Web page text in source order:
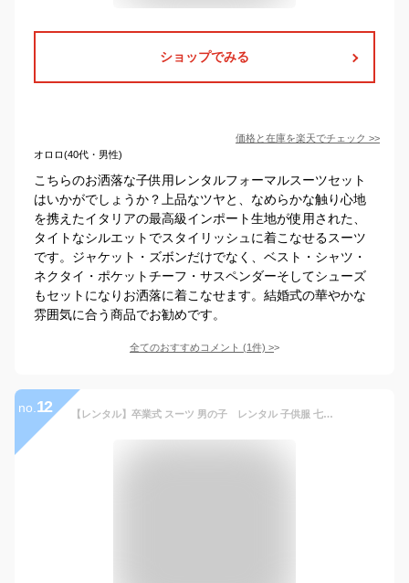
ショップでみる
価格と在庫を楽天でチェック >>
オロロ(40代・男性)
こちらのお洒落な子供用レンタルフォーマルスーツセット
はいかがでしょうか？上品なツヤと、なめらかな触り心地
を携えたイタリアの最高級インポート生地が使用された、
タイトなシルエットでスタイリッシュに着こなせるスーツ
です。ジャケット・ズボンだけでなく、ベスト・シャツ・
ネクタイ・ポケットチーフ・サスペンダーそしてシューズ
もセットになりお洒落に着こなせます。結婚式の華やかな
雰囲気に合う商品でお勧めです。
全てのおすすめコメント (1件) >
no. 12 【レンタル】卒業式 スーツ 男の子 レンタル 子供服 七五三 卒業式 入学式 結婚式 140cm 150cm 160cm 170cm JBED016